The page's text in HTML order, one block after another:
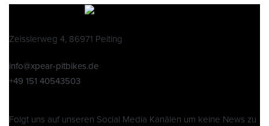
Zeisslerweg 4, 86971 Peiting
info@xpear-pitbikes.de
+49 151 40543503
Folgt uns auf unseren Social Media Kanälen um keine News zu